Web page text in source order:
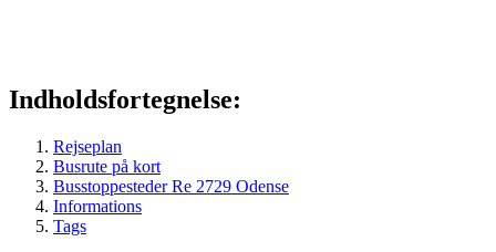
Indholdsfortegnelse:
Rejseplan
Busrute på kort
Busstoppesteder Re 2729 Odense
Informations
Tags